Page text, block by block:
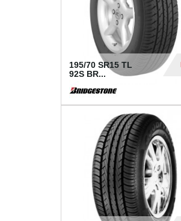
195/70 SR15 TL
92S BR...